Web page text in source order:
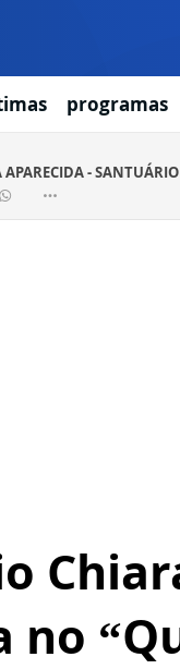
programas
APARECIDA -
no